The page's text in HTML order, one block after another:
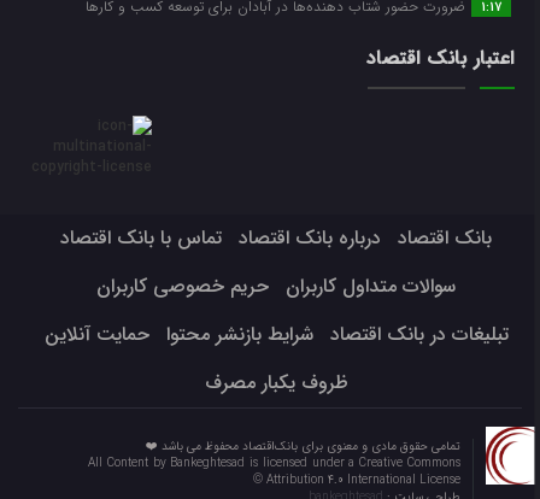
1:17 ضرورت حضور شتاب ‌دهنده‌ها در آبادان برای توسعه کسب‌ و کارها
اعتبار بانک اقتصاد
بانک اقتصاد درباره بانک اقتصاد
تماس با بانک اقتصاد
سوالات متداول کاربران
حریم خصوصی کاربران
تبلیغات در بانک اقتصاد
شرایط بازنشر محتوا
حمایت آنلاین
ظروف یکبار مصرف
تمامی حقوق مادی و معنوی برای بانک‌اقتصاد محفوظ می باشد ❤️
All Content by Bankeghtesad is licensed under a Creative Commons
Attribution 4.0 International License ©️